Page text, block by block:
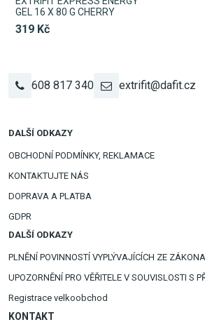
GEL 16 X 80 G CHERRY
319 Kč
608 817 340 extrifit@dafit.cz
DALŠÍ ODKAZY
OBCHODNÍ PODMÍNKY, REKLAMACE
KONTAKTUJTE NÁS
DOPRAVA A PLATBA
GDPR
DALŠÍ ODKAZY
PLNĚNÍ POVINNOSTÍ VYPLÝVAJÍCÍCH ZE
UPOZORNĚNÍ PRO VĚŘITELE V SOUVISLOSTI S
Registrace velkoobchod
KONTAKT